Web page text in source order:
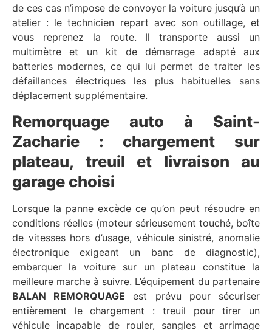
de ces cas n’impose de convoyer la voiture jusqu’à un
atelier : le technicien repart avec son outillage, et
vous reprenez la route. Il transporte aussi un
multimètre et un kit de démarrage adapté aux
batteries modernes, ce qui lui permet de traiter les
défaillances électriques les plus habituelles sans
déplacement supplémentaire.
Remorquage auto à Saint-
Zacharie : chargement sur
plateau, treuil et livraison au
garage choisi
Lorsque la panne excède ce qu’on peut résoudre en
conditions réelles (moteur sérieusement touché, boîte
de vitesses hors d’usage, véhicule sinistré, anomalie
électronique exigeant un banc de diagnostic),
embarquer la voiture sur un plateau constitue la
meilleure marche à suivre. L’équipement du partenaire
BALAN REMORQUAGE est prévu pour sécuriser
entièrement le chargement : treuil pour tirer un
véhicule incapable de rouler, sangles et arrimage